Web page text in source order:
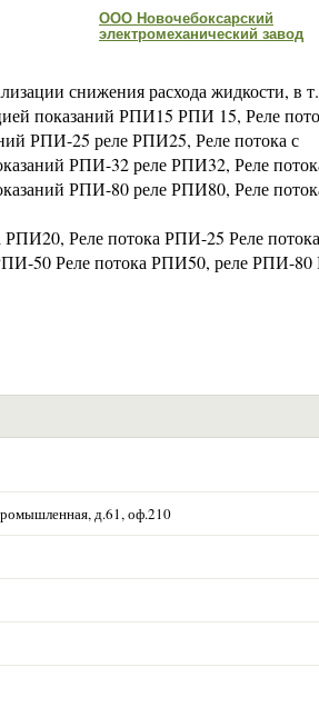
ООО Новочебоксарский
электромеханический завод
снижения расхода жидкости, в
показаний РПИ15 РПИ 15, Реле
РПИ-25 реле РПИ25, Реле потока с
РПИ-32 реле РПИ32, Реле
РПИ-80 реле РПИ80, Реле
Реле потока РПИ-25 Реле
50 Реле потока РПИ50, реле РПИ-80
д.61, оф.210